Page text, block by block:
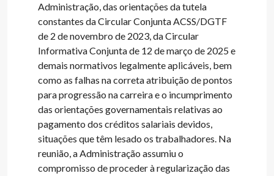
Administração, das orientações da tutela
constantes da Circular Conjunta ACSS/DGTF
de 2 de novembro de 2023, da Circular
Informativa Conjunta de 12 de março de 2025 e
demais normativos legalmente aplicáveis, bem
como as falhas na correta atribuição de pontos
para progressão na carreira e o incumprimento
das orientações governamentais relativas ao
pagamento dos créditos salariais devidos,
situações que têm lesado os trabalhadores. Na
reunião, a Administração assumiu o
compromisso de proceder à regularização das